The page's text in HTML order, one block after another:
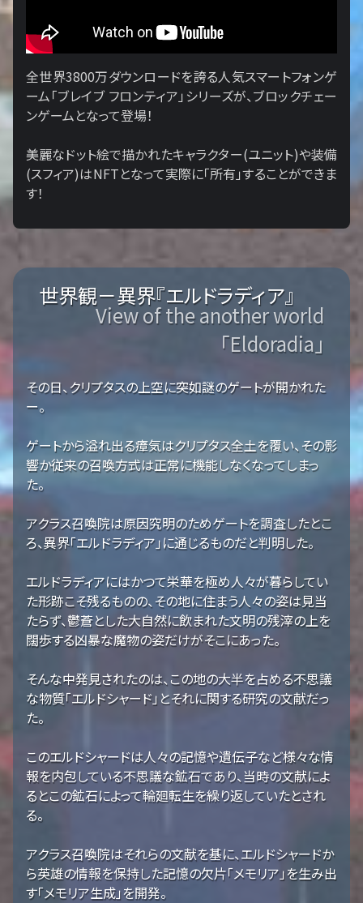
全世界3800万ダウンロードを誇る人気スマートフォンゲ
ーム「ブレイブ フロンティア」シリーズが、ブロックチェー
ンゲームとなって登場！
美麗なドット絵で描かれたキャラクター(ユニット)や装備
(スフィア)はNFTとなって実際に「所有」することができま
す！
世界観－異界『エルドラディア』
View of the another world
「Eldoradia」
その日、クリプタスの上空に突如謎のゲートが開かれた
ー。
ゲートから溢れ出る瘴気はクリプタス全土を覆い、その影
響か従来の召喚方式は正常に機能しなくなってしまっ
た。
アクラス召喚院は原因究明のためゲートを調査したとこ
ろ、異界「エルドラディア」に通じるものだと判明した。
エルドラディアにはかつて栄華を極め人々が暮らしてい
た形跡こそ残るものの、その地に住まう人々の姿は見当
たらず、鬱蒼とした大自然に飲まれた文明の残滓の上を
闊歩する凶暴な魔物の姿だけがそこにあった。
そんな中発見されたのは、この地の大半を占める不思議
な物質「エルドシャード」とそれに関する研究の文献だっ
た。
このエルドシャードは人々の記憶や遺伝子など様々な情
報を内包している不思議な鉱石であり、当時の文献によ
るとこの鉱石によって輪廻転生を繰り返していたとされ
る。
アクラス召喚院はそれらの文献を基に、エルドシャードか
ら英雄の情報を保持した記憶の欠片「メモリア」を生み出
す「メモリア生成」を開発。